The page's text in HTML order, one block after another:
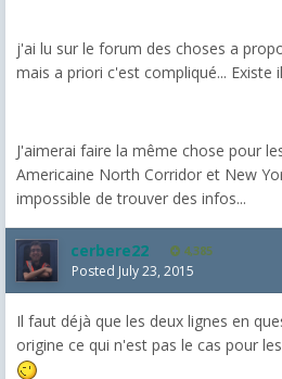
j'ai lu sur le forum des choses a
mais a priori c'est compliqué... Existe
J'aimerai faire la même chose pour
Americaine North Corridor et New
impossible de trouver des infos...
cerbere22 4,385
Posted July 23, 2015
Il faut déjà que les deux lignes en
origine ce qui n'est pas le cas pour